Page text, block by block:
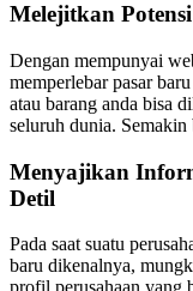
Melejitkan
Dengan mempunyai
memperlebar pasar
atau barang anda bisa
seluruh dunia. Semakin
Menyajikan
Detil
Pada saat suatu
baru dikenalnya,